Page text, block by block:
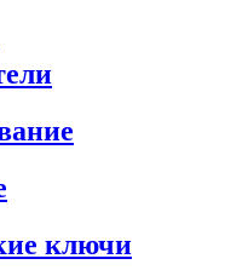
ключи